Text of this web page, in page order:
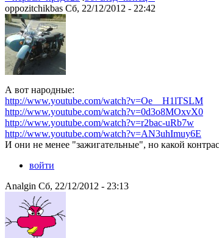
oppozitchikbas Сб, 22/12/2012 - 22:42
А вот народные:
http://www.youtube.com/watch?v=Oe__H1lTSLM
http://www.youtube.com/watch?v=0d3o8MOxvX0
http://www.youtube.com/watch?v=r2bac-uRb7w
http://www.youtube.com/watch?v=AN3uhImuy6E
И они не менее "зажигательные", но какой
войти
Analgin Сб, 22/12/2012 - 23:13